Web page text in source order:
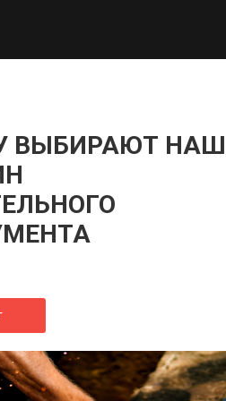
ВЫБИРАЮТ НАШ